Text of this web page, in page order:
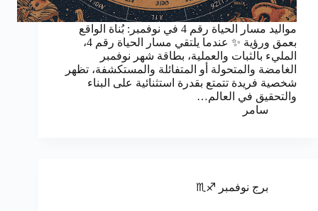
مواليد مسار الحياة رقم 4 في نوفمبر: بُناة الواقع
بعمق ورؤية ✨ عندما يلتقي مسار الحياة رقم 4،
المليء بالثبات والعملية، بطاقة شهر نوفمبر
الغامضة والمتحولة أو المتفائلة والمستكشفة، تظهر
شخصية فريدة تتمتع بقدرة استثنائية على البناء
والتحقيق في العالم…
سامر
برج نوفمبر ♐♏